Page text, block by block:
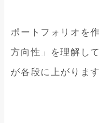
ポートフォリオを
方向性」を理解し
が各段に上がります